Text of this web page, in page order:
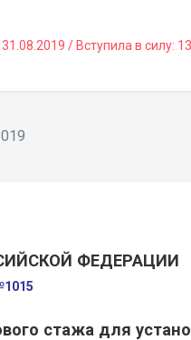
/ Вступила в силу:
ФЕДЕРАЦИИ
стажа для